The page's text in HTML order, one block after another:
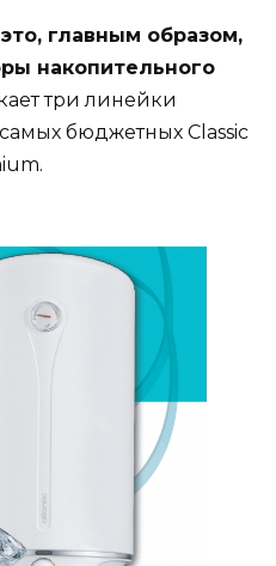
главным образом,
накопительного
три линейки
бюджетных Classic